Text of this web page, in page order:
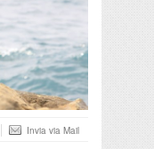
Invia via Mail